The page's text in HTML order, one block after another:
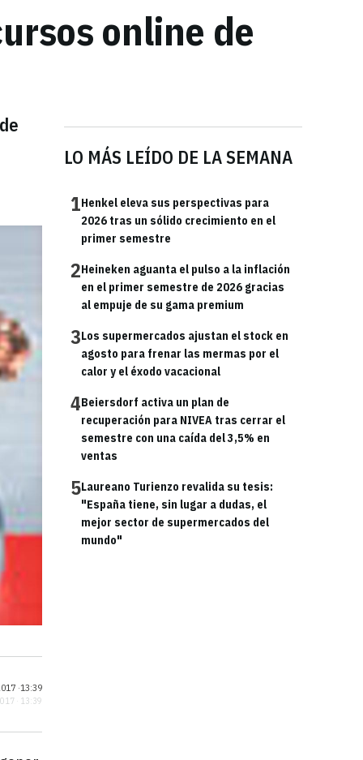
online de
LO MÁS LEÍDO DE LA SEMANA
1Henkel eleva sus perspectivas para
2026 tras un sólido crecimiento en el
primer semestre
2Heineken aguanta el pulso a la inflación
en el primer semestre de 2026 gracias
al empuje de su gama premium
3Los supermercados ajustan el stock en
agosto para frenar las mermas por el
calor y el éxodo vacacional
4Beiersdorf activa un plan de
recuperación para NIVEA tras cerrar el
semestre con una caída del 3,5% en
ventas
5Laureano Turienzo revalida su tesis:
"España tiene, sin lugar a dudas, el
mejor sector de supermercados del
mundo"
·13:39
· 13:39